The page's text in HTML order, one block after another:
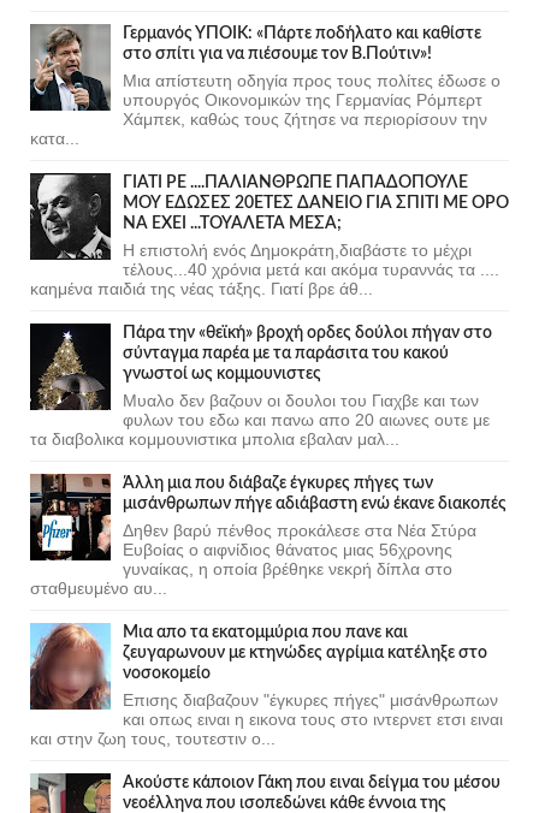
Γερμανός ΥΠΟΙΚ: «Πάρτε ποδήλατο και καθίστε
στο σπίτι για να πιέσουμε τον Β.Πούτιν»!
Μια απίστευτη οδηγία προς τους πολίτες έδωσε ο
υπουργός Οικονομικών της Γερμανίας Ρόμπερτ
Χάμπεκ, καθώς τους ζήτησε να περιορίσουν την
κατα...
ΓΙΑΤΙ ΡΕ ....ΠΑΛΙΑΝΘΡΩΠΕ ΠΑΠΑΔΟΠΟΥΛΕ
ΜΟΥ ΕΔΩΣΕΣ 20ΕΤΕΣ ΔΑΝΕΙΟ ΓΙΑ ΣΠΙΤΙ ΜΕ ΟΡΟ
ΝΑ ΕΧΕΙ ...ΤΟΥΑΛΕΤΑ ΜΕΣΑ;
Η επιστολή ενός Δημοκράτη,διαβάστε το μέχρι
τέλους...40 χρόνια μετά και ακόμα τυραννάς τα ....
καημένα παιδιά της νέας τάξης. Γιατί βρε άθ...
Πάρα την «θεϊκή» βροχή ορδες δούλοι πήγαν στο
σύνταγμα παρέα με τα παράσιτα του κακού
γνωστοί ως κομμουνιστες
Μυαλο δεν βαζουν οι δουλοι του Γιαχβε και των
φυλων του εδω και πανω απο 20 αιωνες ουτε με
τα διαβολικα κομμουνιστικα μπολια εβαλαν μαλ...
Άλλη μια που διάβαζε έγκυρες πήγες των
μισάνθρωπων πήγε αδιάβαστη ενώ έκανε διακοπές
Δηθεν βαρύ πένθος προκάλεσε στα Νέα Στύρα
Ευβοίας ο αιφνίδιος θάνατος μιας 56χρονης
γυναίκας, η οποία βρέθηκε νεκρή δίπλα στο
σταθμευμένο αυ...
Μια απο τα εκατομμύρια που πανε και
ζευγαρωνουν με κτηνώδες αγρίμια κατέληξε στο
νοσοκομείο
Επισης διαβαζουν "έγκυρες πήγες" μισάνθρωπων
και οπως ειναι η εικονα τους στο ιντερνετ ετσι ειναι
και στην ζωη τους, τουτεστιν ο...
Ακούστε κάποιον Γάκη που ειναι δείγμα του μέσου
νεοέλληνα που ισοπεδώνει κάθε έννοια της